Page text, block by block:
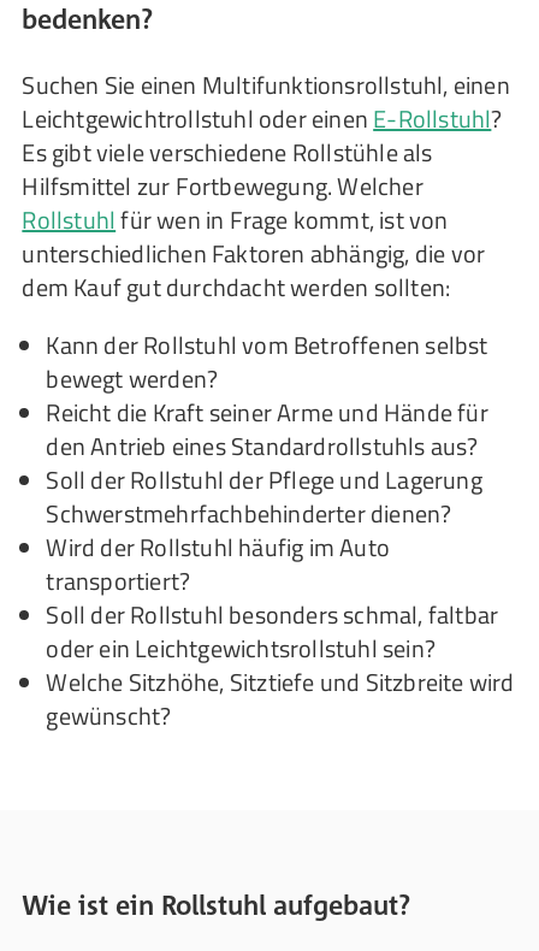
bedenken?
Suchen Sie einen Multifunktionsrollstuhl, einen
Leichtgewichtrollstuhl oder einenE-Rollstuhl?
Es gibt viele verschiedene Rollstühle als
Hilfsmittel zur Fortbewegung. Welcher
Rollstuhlfür wen in Frage kommt, ist von
unterschiedlichen Faktoren abhängig, die vor
dem Kauf gut durchdacht werden sollten:
Kann der Rollstuhl vom Betroffenen selbst
bewegt werden?
Reicht die Kraft seiner Arme und Hände für
den Antrieb eines Standardrollstuhls aus?
Soll der Rollstuhl der Pflege und Lagerung
Schwerstmehrfachbehinderter dienen?
Wird der Rollstuhl häufig im Auto
transportiert?
Soll der Rollstuhl besonders schmal, faltbar
oder ein Leichtgewichtsrollstuhl sein?
Welche Sitzhöhe, Sitztiefe und Sitzbreite wird
gewünscht?
Wie ist ein Rollstuhl aufgebaut?